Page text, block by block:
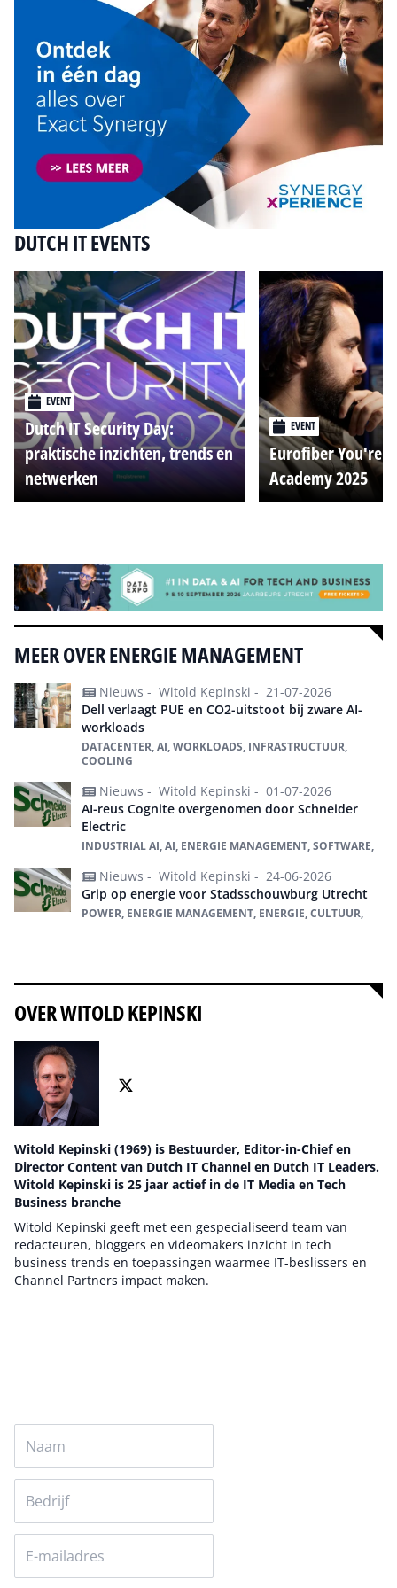
DUTCH IT EVENTS
EVENT
Dutch IT Security Day:
praktische inzichten, trends en
netwerken
EVENT
Eurofiber You're
Academy 2025
MEER OVER ENERGIE MANAGEMENT
Nieuws - Witold Kepinski - 21-07-2026
Dell verlaagt PUE en CO2-uitstoot bij zware AI-
workloads
DATACENTER, AI, WORKLOADS, INFRASTRUCTUUR,
COOLING
Nieuws - Witold Kepinski - 01-07-2026
AI-reus Cognite overgenomen door Schneider
Electric
INDUSTRIAL AI, AI, ENERGIE MANAGEMENT, SOFTWARE,
Nieuws - Witold Kepinski - 24-06-2026
Grip op energie voor Stadsschouwburg Utrecht
POWER, ENERGIE MANAGEMENT, ENERGIE, CULTUUR,
OVER WITOLD KEPINSKI
Witold Kepinski (1969) is Bestuurder, Editor-in-Chief en
Director Content van Dutch IT Channel en Dutch IT Leaders.
Witold Kepinski is 25 jaar actief in de IT Media en Tech
Business branche
Witold Kepinski geeft met een gespecialiseerd team van
redacteuren, bloggers en videomakers inzicht in tech
business trends en toepassingen waarmee IT-beslissers en
Channel Partners impact maken.